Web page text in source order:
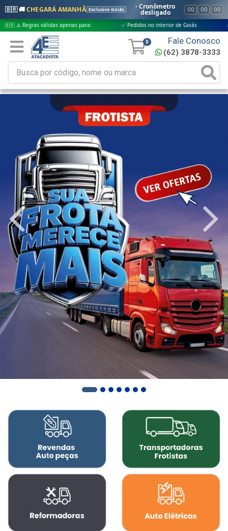
🇧🇷 🚚CHEGARÁ AMANHÃ Exclusivo Goiás - Cronômetro
desligado 00 : 00 : 00
apenas para: ✅ Pedidos no interior de Goiás ✅ Pedidos
0 Fale Conosco
(62) 3878-3333